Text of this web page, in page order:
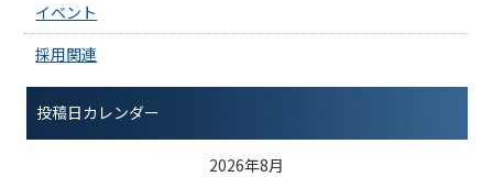
イベント
採用関連
投稿日カレンダー
2026年8月